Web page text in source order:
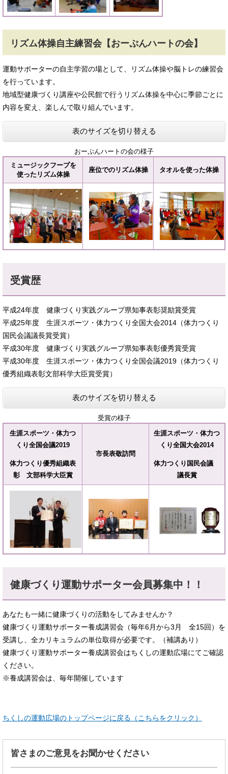
リズム体操自主練習会【おーぷんハートの会】
運動サポーターの自主学習の場として、リズム体操や脳トレの練習会
を行っています。
地域型健康づくり講座や公民館で行うリズム体操を中心に季節ごとに
内容を変え、楽しんで取り組んでいます。
表のサイズを切り替える
おーぷんハートの会の様子
ミュージックフープを
使ったリズム体操
座位でのリズム体操 タオルを使った体操
受賞歴
平成24年度 健康づくり実践グループ県知事表彰奨励賞受賞
平成25年度 生涯スポーツ・体力つくり全国大会2014（体力つくり
国民会議議長賞受賞）
平成30年度 健康づくり実践グループ県知事表彰優秀賞受賞
平成30年度 生涯スポーツ・体力つくり全国会議2019（体力つくり
優秀組織表彰文部科学大臣賞受賞）
表のサイズを切り替える
受賞の様子
生涯スポーツ・体力つ
くり全国会議2019
体力つくり優秀組織表
彰 文部科学大臣賞
市長表敬訪問
生涯スポーツ・体力つ
くり全国大会2014
体力つくり国民会議
議長賞
健康づくり運動サポーター会員募集中！！
あなたも一緒に健康づくりの活動をしてみませんか？
健康づくり運動サポーター養成講習会（毎年6月から3月 全15回）を
受講し、全カリキュラムの単位取得が必要です。（補講あり）
健康づくり運動サポーター養成講習会はちくしの運動広場にてご確認
ください。
※養成講習会は、毎年開催しています
ちくしの運動広場のトップページに戻る（こちらをクリック）
皆さまのご意見をお聞かせください